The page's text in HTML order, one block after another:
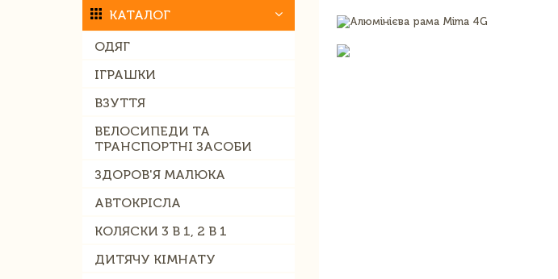
КАТАЛОГ
ОДЯГ
ІГРАШКИ
ВЗУТТЯ
ВЕЛОСИПЕДИ ТА
ТРАНСПОРТНІ ЗАСОБИ
ЗДОРОВ'Я МАЛЮКА
АВТОКРІСЛА
КОЛЯСКИ 3 В 1, 2 В 1
ДИТЯЧУ КІМНАТУ